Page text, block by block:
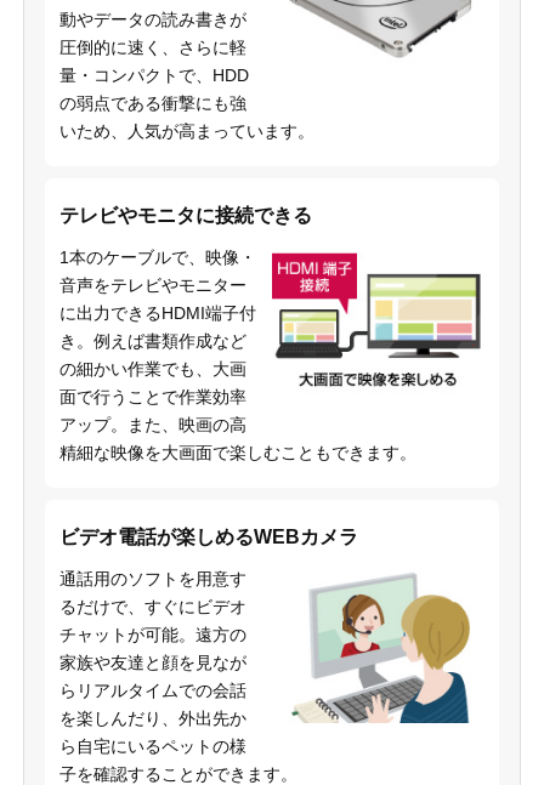
動やデータの読み書きが
圧倒的に速く、さらに軽
量・コンパクトで、HDD
の弱点である衝撃にも強
いため、人気が高まっています。
テレビやモニタに接続できる
1本のケーブルで、映像・
音声をテレビやモニター
に出力できるHDMI端子付
き。例えば書類作成など
の細かい作業でも、大画
面で行うことで作業効率
アップ。また、映画の高
精細な映像を大画面で楽しむこともできます。
ビデオ電話が楽しめるWEBカメラ
通話用のソフトを用意す
るだけで、すぐにビデオ
チャットが可能。遠方の
家族や友達と顔を見なが
らリアルタイムでの会話
を楽しんだり、外出先か
ら自宅にいるペットの様
子を確認することができます。